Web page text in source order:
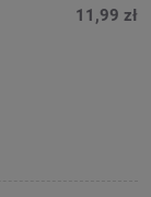
11,99 zł